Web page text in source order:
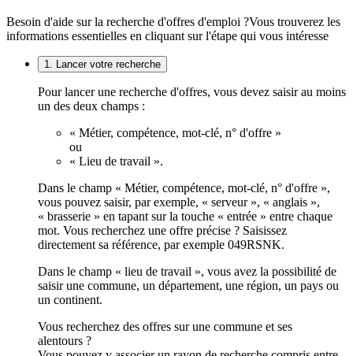
Besoin d'aide sur la recherche d'offres d'emploi ?Vous trouverez les
informations essentielles en cliquant sur l'étape qui vous intéresse
1. Lancer votre recherche
Pour lancer une recherche d'offres, vous devez saisir au moins
un des deux champs :
« Métier, compétence, mot-clé, n° d'offre »
ou
« Lieu de travail ».
Dans le champ « Métier, compétence, mot-clé, n° d'offre »,
vous pouvez saisir, par exemple, « serveur », « anglais »,
« brasserie » en tapant sur la touche « entrée » entre chaque
mot. Vous recherchez une offre précise ? Saisissez
directement sa référence, par exemple 049RSNK.
Dans le champ « lieu de travail », vous avez la possibilité de
saisir une commune, un département, une région, un pays ou
un continent.
Vous recherchez des offres sur une commune et ses
alentours ?